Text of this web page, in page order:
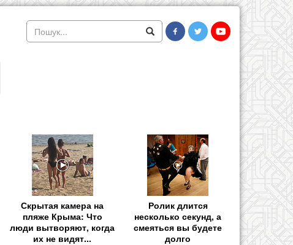
Скрытая камера на
пляже Крыма: Что
люди вытворяют, когда
их не видят...
Ролик длится
несколько секунд, а
смеяться вы будете
долго